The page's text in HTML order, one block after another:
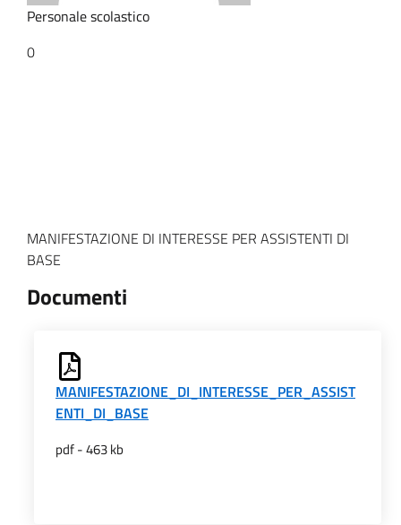
Personale scolastico
0
MANIFESTAZIONE DI INTERESSE PER ASSISTENTI DI
BASE
Documenti
MANIFESTAZIONE_DI_INTERESSE_PER_ASSIST
ENTI_DI_BASE
pdf - 463 kb